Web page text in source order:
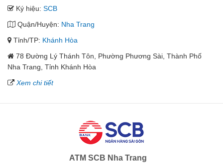
Ký hiệu: SCB
Quận/Huyện: Nha Trang
Tỉnh/TP: Khánh Hòa
78 Đường Lý Thánh Tôn, Phường Phương Sài, Thành Phố
Nha Trang, Tỉnh Khánh Hòa
Xem chi tiết
ATM SCB Nha Trang